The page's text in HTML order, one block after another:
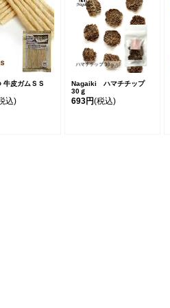
牛皮ガムＳＳ
込)
Nagaiki ハマチチップ
30ｇ
693円(税込)